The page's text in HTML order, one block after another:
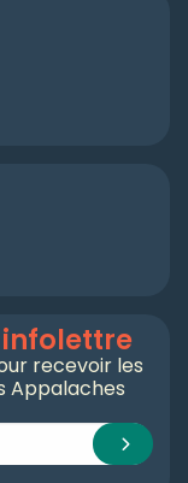
recevoir les
Appalaches